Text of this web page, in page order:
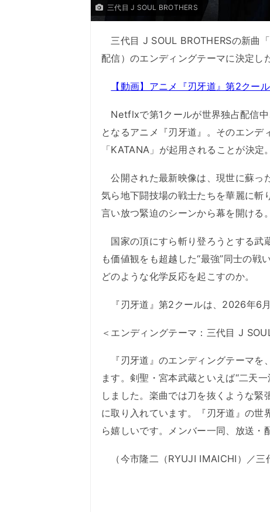
三代目 J SOUL BROTHERS
三代目 J SOUL BROTHERSの新曲
配信）のエンディングテーマに決定した
【動画】アニメ『刃牙道』第2クー
Netflxで第1クールが世界独占配信
となるアニメ『刃牙道』。そのエンデ
「KATANA」が起用されることが決定。
公開された最新映像は、現世に蘇っ
気ら地下闘技場の戦士たちを華麗に斬
言い放つ緊迫のシーンから幕を開ける。
国家の頂にすら斬り登ろうとする武
も価値観をも超越した“最強”同士の
どのような化学反応を起こすのか。
『刃牙道』第2クールは、2026年6月
＜エンディングテーマ：三代目 J
『刃牙道』のエンディングテーマを
ます。剣聖・宮本武蔵といえば“二天
しました。楽曲では刀を抜くような
に取り入れています。『刃牙道』の世
ら嬉しいです。メンバー一同、放送・
（今市隆二（RYUJI IMAICHI）／三